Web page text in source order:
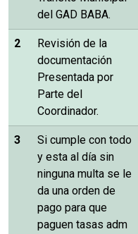
del GAD BABA.
2
Revisión de la
documentación
Presentada por
Parte del
Coordinador.
3
Si cumple con todo
y esta al día sin
ninguna multa se le
da una orden de
pago para que
paguen tasas adm